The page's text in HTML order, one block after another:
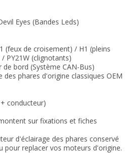
Eyes (Bandes Leds)
(feux de croisement) / H1 (pleins
PY21W (clignotants)
bord (Système CAN-Bus)
phares d'origine classiques OEM
conducteur)
sur fixations et fiches
d'éclairage des phares conservé
pour replacer vos moteurs d'origine.